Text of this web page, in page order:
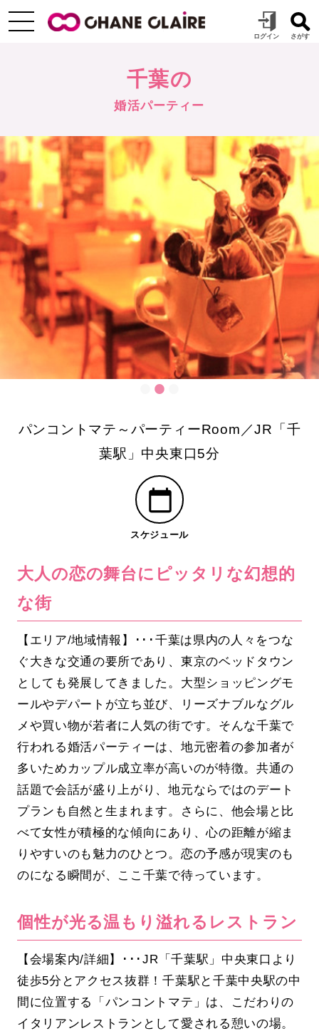
千葉の
婚活パーティー
パンコントマテ～パーティーRoom／JR「千
葉駅」中央東口5分
スケジュール
大人の恋の舞台にピッタリな幻想的
な街
【エリア/地域情報】･･･千葉は県内の人々をつな
ぐ大きな交通の要所であり、東京のベッドタウン
としても発展してきました。大型ショッピングモ
ールやデパートが立ち並び、リーズナブルなグル
メや買い物が若者に人気の街です。そんな千葉で
行われる婚活パーティーは、地元密着の参加者が
多いためカップル成立率が高いのが特徴。共通の
話題で会話が盛り上がり、地元ならではのデート
プランも自然と生まれます。さらに、他会場と比
べて女性が積極的な傾向にあり、心の距離が縮ま
りやすいのも魅力のひとつ。恋の予感が現実のも
のになる瞬間が、ここ千葉で待っています。
個性が光る温もり溢れるレストラン
【会場案内/詳細】･･･JR「千葉駅」中央東口より
徒歩5分とアクセス抜群！千葉駅と千葉中央駅の中
間に位置する「パンコントマテ」は、こだわりの
イタリアンレストランとして愛される憩いの場。